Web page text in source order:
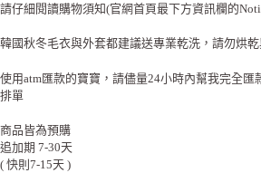
請仔細閱讀購物須知(官網首頁最下方資訊欄的
韓國秋冬毛衣與外套都建議送專業乾洗，請勿烘
使用atm匯款的寶寶，請儘量24小時內幫我完全匯
排單
商品皆為預購
追加期 7-30天
( 快則7-15天 )